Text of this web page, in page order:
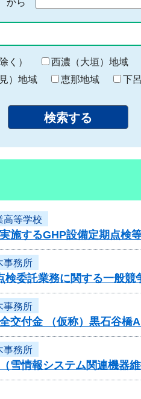
終
わ
り
く） 西濃（大垣）地域
）地域 恵那地域 下
高等学校
施するGHP設備定期点検
事務所
委託業務に関する一般競
事務所
交付金 （仮称）黒石谷橋
事務所
雪情報システム関連機器